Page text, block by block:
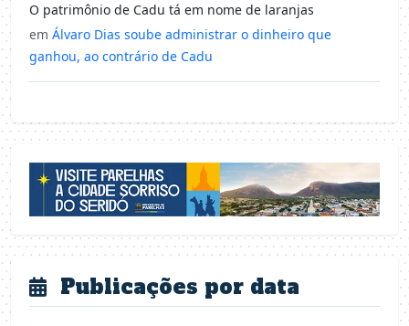
O patrimônio de Cadu tá em nome de laranjas
em Álvaro Dias soube administrar o dinheiro que
ganhou, ao contrário de Cadu
Publicações por data